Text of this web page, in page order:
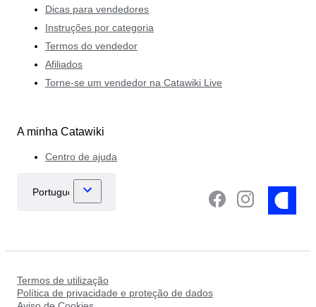
Dicas para vendedores
Instruções por categoria
Termos do vendedor
Afiliados
Torne-se um vendedor na Catawiki Live
A minha Catawiki
Centro de ajuda
Termos de utilização
Política de privacidade e proteção de dados